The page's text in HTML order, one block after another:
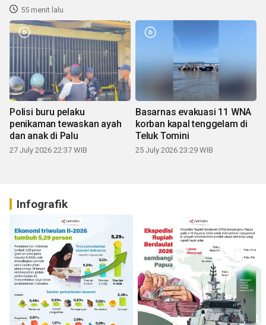
55 menit lalu
Polisi buru pelaku
penikaman tewaskan ayah
dan anak di Palu
27 July 2026 22:37 WIB
Basarnas evakuasi 11 WNA
korban kapal tenggelam di
Teluk Tomini
25 July 2026 23:29 WIB
Infografik